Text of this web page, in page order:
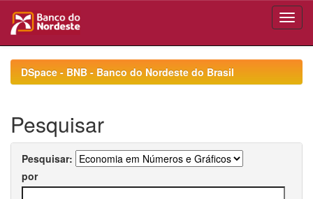
navigationDSpace - BNB - Banco do Nordeste do Brasil
Pesquisar
Pesquisar:
por